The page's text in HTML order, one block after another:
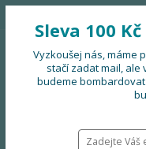
Veselé mini peneženky a
Sleva 100
Vyzkoušej nás, máme
stačí zadat mail, ale
budeme